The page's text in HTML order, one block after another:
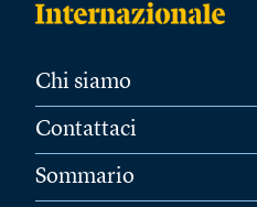
Chi siamo
Contattaci
Sommario